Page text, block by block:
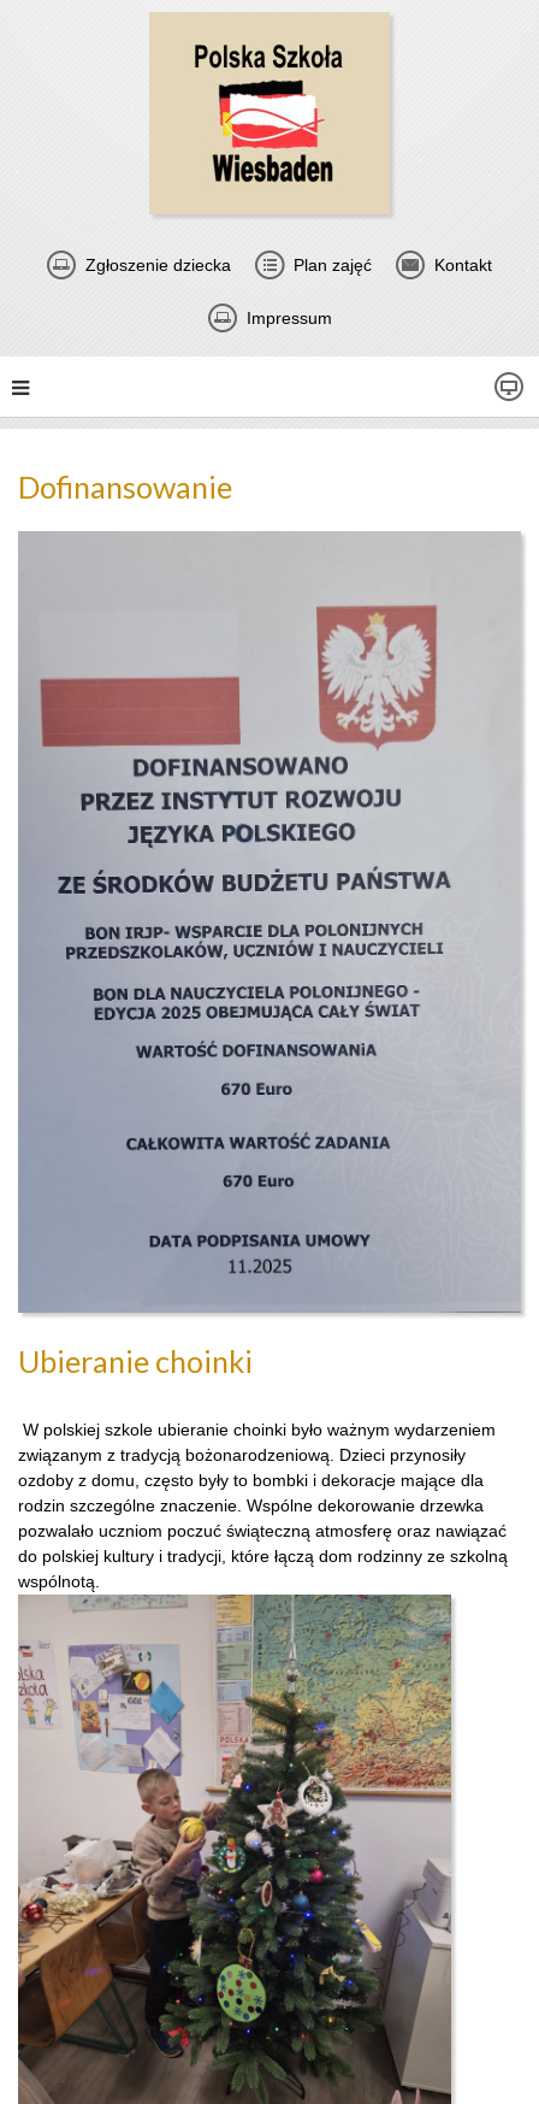
Zgłoszenie dziecka Plan zajęć Kontakt
Impressum
Dofinansowanie
Ubieranie choinki
W polskiej szkole ubieranie choinki było ważnym wydarzeniem
związanym z tradycją bożonarodzeniową. Dzieci przynosiły
ozdoby z domu, często były to bombki i dekoracje mające dla
rodzin szczególne znaczenie. Wspólne dekorowanie drzewka
pozwalało uczniom poczuć świąteczną atmosferę oraz nawiązać
do polskiej kultury i tradycji, które łączą dom rodzinny ze szkolną
wspólnotą.